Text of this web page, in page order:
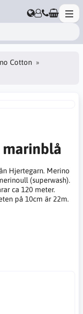
Cotton
marinblå
Hjertegarn. Merino
(superwash).
ca 120 meter.
på 10cm är 22m.